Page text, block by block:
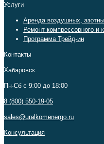
Услуги
Аренда воздушных,
Ремонт компрессорного и
Программа Трейд-ин
Контакты
Хабаровск
Пн-Сб c 9:00 до 18:00
8 (800) 550-19-05
sales@uralkomenergo.ru
Консультация